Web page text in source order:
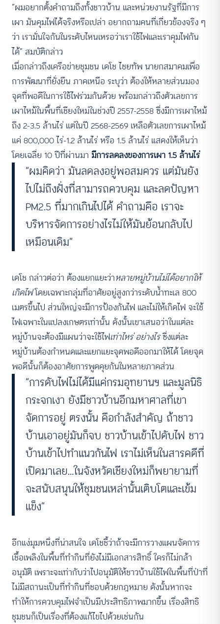
“ผมอยากตั้งคำถามถึงทั้งชาวบ้าน และหน่วยงานรัฐที่มีการ
เผา มันคุมไฟได้จริงหรือเปล่า อยากถามคนที่เกี่ยวข้องจริง ๆ
ว่า เรามั่นใจกันในระดับไหนเหรอว่าเราใช้ไฟและเราคุมไฟกัน
ได้” สมบัติกล่าว
เมื่อกล่าวถึงเครือข่ายชุมชน เดโช ไชยทัพ นายกสมาคมเพื่อ
การพัฒนาที่ยั่งยืน ภาคเหนือ ระบุว่า ต้องให้หลายส่วนมอง
จุดที่พอดีในการใช้ไฟร่วมกันด้วย พร้อมกล่าวถึงตัวเลขการ
เผาไหม้ในพื้นที่เชียงใหม่ในช่วงปี 2557-2558 ซึ่งมีการเผาไหม้
ถึง 2-3.5 ล้านไร่ แต่ในปี 2568-2569 เหลือตัวเลขการเผาไหม้
แค่ 800,000 ไร่-1.2 ล้านไร่ หรือ 1.5 ล้านไร่ แสดงให้เห็นว่า
โดยเฉลี่ย 10 ปีที่ผ่านมา มีการลดลงของการเผา 1.5 ล้านไร่
“ผมคิดว่า มันลดลงอยู่พอสมควร แต่มันยัง
ไปไม่ถึงฝั่งที่สามารถควบคุม และลดปัญหา
PM2.5 ที่มากเกินไปได้ คำถามคือ เราจะ
บริหารจัดการอย่างไรไม่ให้มันย้อนกลับไป
เหมือนเดิม”
เดโช กล่าวต่อว่า ต้องแยกแยะว่าหลายหมู่บ้านไม่ได้อยากให้
เกิดไฟโดยเฉพาะกลุ่มที่อาศัยอยู่สูงกว่าระดับน้ำทะเล 800
เมตรขึ้นไป ส่วนใหญ่จะมีการป้องกันไฟ และไม่ให้เกิดไฟ จะใช้
ไฟเฉพาะในแปลงเกษตรเท่านั้น ดังนั้นเขาเสนอว่าในแต่ละ
หมู่บ้านจะต้องมีแผนว่าจะใช้ไฟเท่าไหร่ อย่างไรซึ่งแต่ละ
หมู่บ้านต้องกำหนดและแยกแยะจุดพอดีออกมาให้ได้ โดยจุด
พอดีนั้นก็ต้องอาศัยการพูดคุยกันในหลายภาคส่วน
“การดับไฟไม่ได้มีแค่กรมอุทยานฯ และมูลนิธิ
กระจกเงา ยังมีชาวบ้านอีกมหาศาลที่เขา
จัดการอยู่ ตรงนั้น คือกำลังสำคัญ ถ้าชาว
บ้านเอาอยู่มันก็จบ ชาวบ้านเข้าไปดับไฟ ชาว
บ้านเข้าไปทำแนวกันไฟ เราไม่เห็นในสารคดีที่
เปิดมาเลย…ในจังหวัดเชียงใหม่ก็พยายามที่
จะสนับสนุนให้ชุมชนเหล่านั้นเติบโตและเข้ม
แข็ง”
อีกแง่มุมหนึ่งที่น่าสนใจ เดโชชี้ว่าถ้าจะมีการวางแผนจัดการ
เชื้อเพลิงในพื้นที่ทำกินที่ยังไม่มีเอกสารสิทธิ์ ใครก็ไม่กล้า
อนุมัติ เพราะจะเท่ากับว่าไปอนุมัติให้ชาวบ้านใช้ไฟในพื้นที่ป่าที่
ไม่มีสถานะเป็นที่ทำกินที่ชอบด้วยกฎหมาย ดังนั้นหากจะ
ทำให้การควบคุมไฟจำเป็นมีประสิทธิภาพมากขึ้น เรื่องสิทธิ
ชุมชนก็เป็นเรื่องที่ต้องแก้ไขไปด้วยเช่นกัน